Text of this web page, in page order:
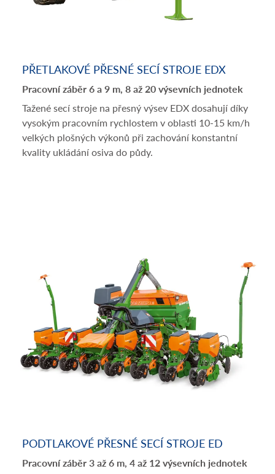
PŘETLAKOVÉ PŘESNÉ SECÍ STROJE EDX
Pracovní záběr 6 a 9 m, 8 až 20 výsevních jednotek
Tažené secí stroje na přesný výsev EDX dosahují díky
vysokým pracovním rychlostem v oblasti 10-15 km/h
velkých plošných výkonů při zachování konstantní
kvality ukládání osiva do půdy.
PODTLAKOVÉ PŘESNÉ SECÍ STROJE ED
Pracovní záběr 3 až 6 m, 4 až 12 výsevních jednotek